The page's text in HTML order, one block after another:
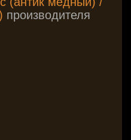
производителя